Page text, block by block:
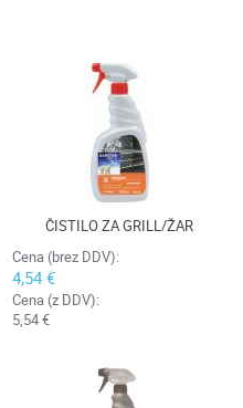
ČISTILO ZA GRILL/ŽAR
Cena (brez DDV):
4,54 €
Cena (z DDV):
5,54 €